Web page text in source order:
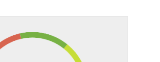
e la correttezza dei
in sede contrattuale.